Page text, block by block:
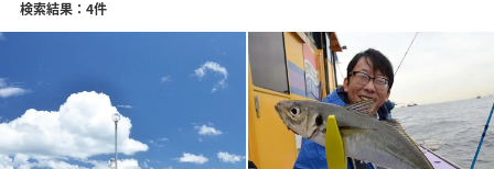
検索結果：4件